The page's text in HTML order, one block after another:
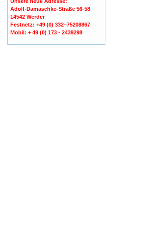
Adolf-Damaschke-Straße 56-58
14542 Werder
Festnetz: +49 (0) 332–75208867
Mobil: + 49 (0) 173 - 2439298